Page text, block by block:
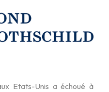
Etats-Unis a échoué à